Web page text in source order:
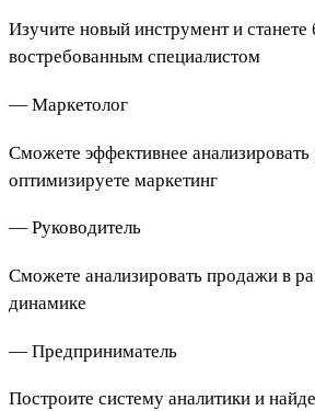
Изучите новый инструмент и станете
востребованным специалистом
— Маркетолог
Сможете эффективнее
оптимизируете маркетинг
— Руководитель
Сможете анализировать продажи в
динамике
— Предприниматель
Построите систему аналитики и